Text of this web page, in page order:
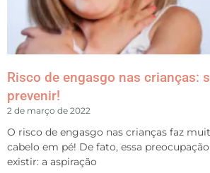
Risco de engasgo nas crianças:
prevenir!
2 de março de 2022
O risco de engasgo nas crianças faz
cabelo em pé! De fato, essa
existir: a aspiração